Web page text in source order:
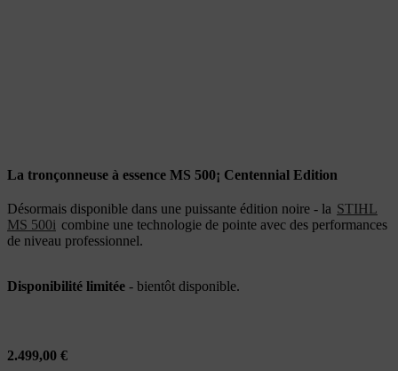
La tronçonneuse à essence MS 500¡ Centennial Edition
Désormais disponible dans une puissante édition noire - la STIHL
MS 500i combine une technologie de pointe avec des performances
de niveau professionnel.
Disponibilité limitée - bientôt disponible.
2.499,00 €